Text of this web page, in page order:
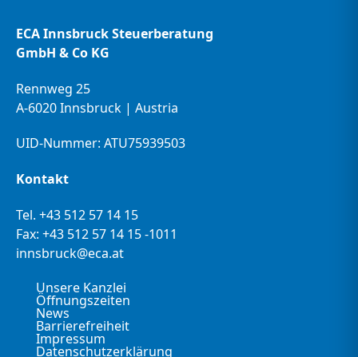
ECA Innsbruck Steuerberatung
GmbH & Co KG
Rennweg 25
A-6020 Innsbruck | Austria
UID-Nummer: ATU75939503
Kontakt
Tel. +43 512 57 14 15
Fax: +43 512 57 14 15 -1011
innsbruck@eca.at
Unsere Kanzlei
Öffnungszeiten
News
Barrierefreiheit
Impressum
Datenschutzerklärung